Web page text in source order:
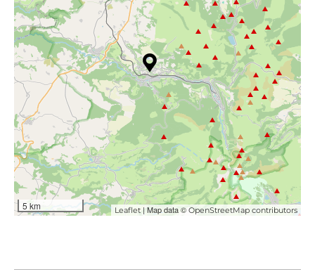
5 km Leaflet | Map data © OpenStreetMap contributors